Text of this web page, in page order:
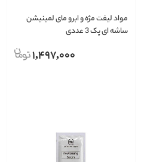
مواد لیفت مژه و ابرو مای لمینیشن
ساشه ای پک 3 عددی
1,497,000